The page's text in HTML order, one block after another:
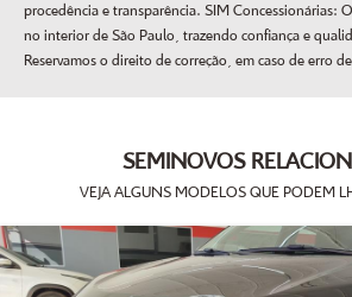
procedência e transparência. SIM Concessionárias:
no interior de São Paulo, trazendo confiança e
Reservamos o direito de correção, em caso de erro
SEMINOVOS
VEJA ALGUNS MODELOS QUE PODEM